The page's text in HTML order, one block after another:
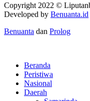
Copyright 2022 ©
Developed by Benuanta.id
Benuanta dan Prolog
Beranda
Peristiwa
Nasional
Daerah